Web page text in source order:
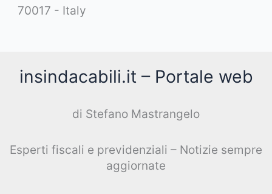
70017 - Italy
insindacabili.it – Portale web
di Stefano Mastrangelo
Esperti fiscali e previdenziali – Notizie sempre
aggiornate